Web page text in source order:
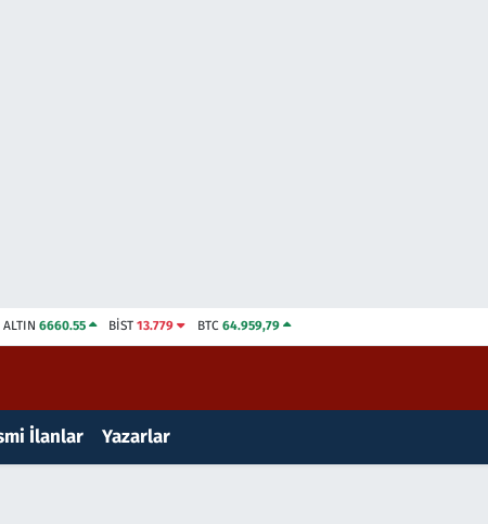
ALTIN 6660.55 BİST13.779 BTC 64.959,79
İlanlar Yazarlar